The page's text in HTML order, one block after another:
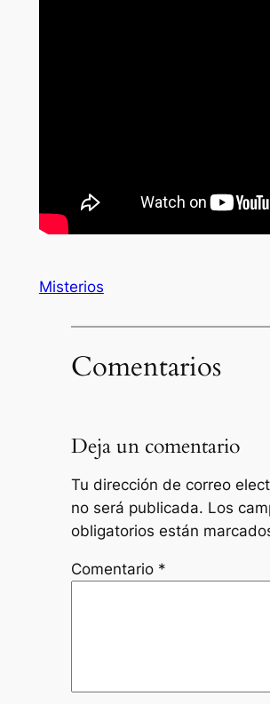
Misterios
Comentarios
Deja un comentario
Tu dirección de correo
no será publicada. Los
obligatorios están
Comentario *